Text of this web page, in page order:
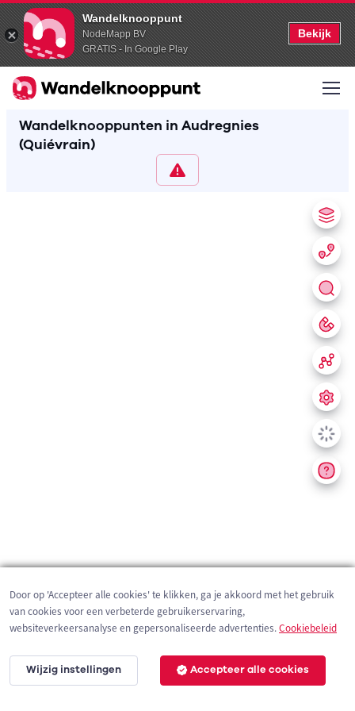
Wandelknooppunt
NodeMapp BV
GRATIS - In Google Play
Bekijk
Wandelknooppunten in Audregnies
(Quiévrain)
200 m
Door op 'Accepteer alle cookies' te klikken, ga je akkoord met het gebruik
van cookies voor een verbeterde gebruikerservaring,
websiteverkeersanalyse en gepersonaliseerde advertenties.Cookiebeleid
Wijzig instellingen Accepteer alle cookies